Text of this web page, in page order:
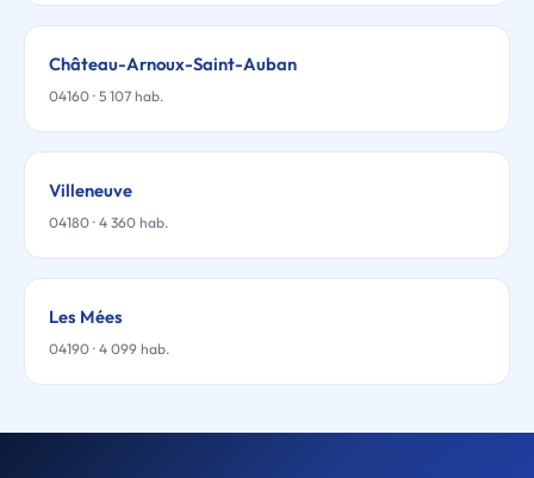
Château-Arnoux-Saint-Auban
04160 · 5 107 hab.
Villeneuve
04180 · 4 360 hab.
Les Mées
04190 · 4 099 hab.